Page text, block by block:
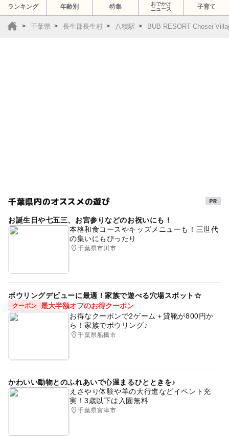
ランキング 年齢別 特集
おでかけ
ニュース
子育て
千葉県 長生郡長生村 八積駅 BUB RESORT Chosei
千葉県内のオススメの遊び
お誕生日や七五三、お宮参りなどのお祝いにも！
本格和食コースやキッズメニューも！三世代
の集いにもぴったり
千葉県市川市
ボウリングデビューに最適！家族で遊べる穴場スポット☆
クーポン 最大半額オフのお得クーポン
お得なクーポンで2ゲーム＋貸靴が800円か
ら！家族でボウリング♪
千葉県船橋市
かわいい動物とのふれあいで心温まるひとときを♪
えさやり体験や羊の大行進などイベント充
実！3歳以下は入園無料
千葉県富津市